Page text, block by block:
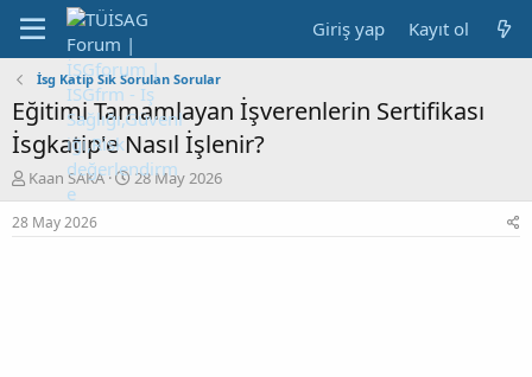
Giriş yap Kayıt ol
İsg Katip Sık Sorulan Sorular
Eğitimi Tamamlayan İşverenlerin Sertifikası
İsgkatip'e Nasıl İşlenir?
K
o
n
Kaan SAKA
B
a
28 May 2026
28 May 2026